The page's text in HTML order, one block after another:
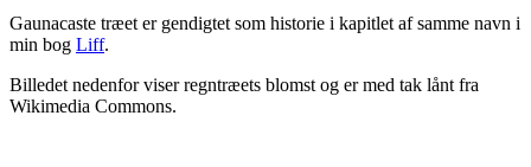
Gaunacaste træet er gendigtet som historie i kapitlet af samme navn i
min bog Liff.
Billedet nedenfor viser regntræets blomst og er med tak lånt fra
Wikimedia Commons.